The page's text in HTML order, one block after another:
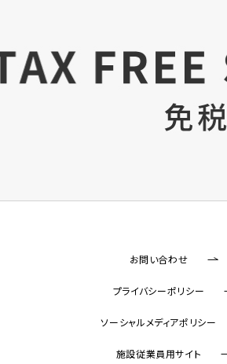
お問い合わせ
プライバシーポリシー
ソーシャルメディアポリシー
施設従業員用サイト